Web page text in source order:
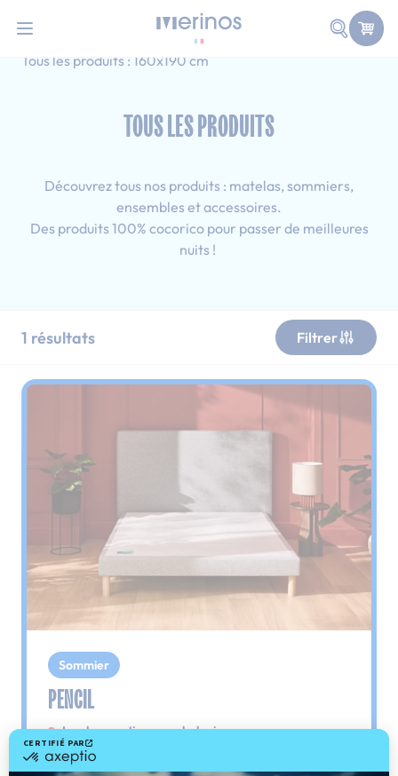
Faire
Accueil
Simple
Tous les produits : 160x190 cm
TOUS LES PRODUITS
Découvrez tous nos produits : matelas, sommiers,
ensembles et accessoires.
Des produits 100% cocorico pour passer de meilleures
nuits !
1 résultats Filtrer
Sommier
PENCIL
Le plus : soutien morphologique
Grâce à ses 3 zones de confort, le sommier
Pencil vous assure tout son soutien. Avec les